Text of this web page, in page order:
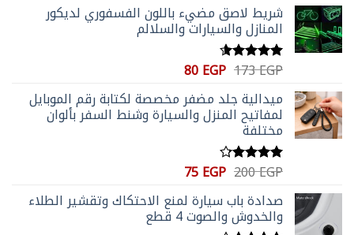
هو:
173 EGP.
هو:
100 EGP.
شريط لاصق مضيء باللون الفسفوري لديكور
المنازل والسيارات والسلالم
تم التقييم
173EGP السعر
هو:
173 EGP.
80EGP السعر
هو:
80 EGP.
ميدالية جلد مضفر مخصصة لكتابة رقم الموبايل
لمفاتيح المنزل والسيارة وشنط السفر بألوان
مختلفة
تم التقييم
200EGP السعر
هو:
200 EGP.
75EGP السعر
هو:
75 EGP.
صدادة باب سيارة لمنع الاحتكاك وتقشير الطلاء
والخدوش والصوت 4 قطع